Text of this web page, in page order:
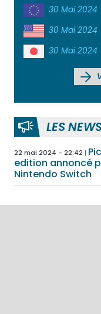
30 Mai 2024
30 Mai 2024
30 Mai 2024
LES
22 mai 2024 - 22:42
edition annoncé
Nintendo Switch